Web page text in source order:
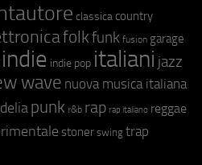
classica country
folkfunk fusion garage
indie indie pop italiani jazz
wave nuova musica italiana
punk r&b rap rap italiano reggae
stoner swing trap